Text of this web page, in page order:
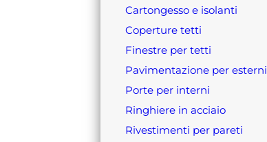
cartongesso e isolanti
coperture tetti
finestre per tetti
pavimentazione per esterni
porte per interni
ringhiere in acciaio
rivestimenti per pareti